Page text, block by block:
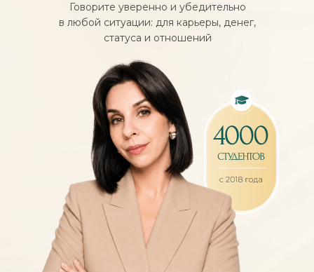
Говорите уверенно и убедительно
в любой ситуации: для карьеры, денег,
статуса и отношений